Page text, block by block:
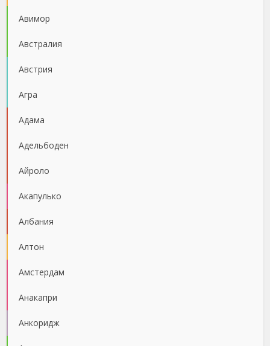
Авимор
Австралия
Австрия
Агра
Адама
Адельбоден
Айроло
Акапулько
Албания
Алтон
Амстердам
Анакапри
Анкоридж